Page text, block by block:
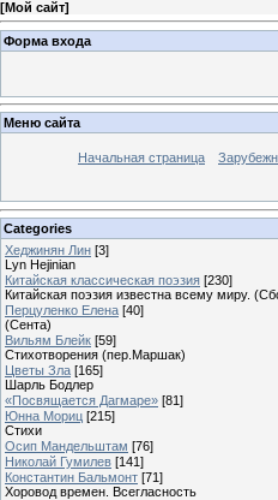
[Мой сайт]
Форма входа
Меню сайта
Начальная страница
Categories
Хеджинян Лин [3]
Lyn Hejinian
Китайская классическая поэзия [230]
Китайская поэзия известна всему миру.
Перцуленко Елена [40]
(Сента)
Вильям Блейк [59]
Стихотворения (пер.Маршак)
Цветы Зла [165]
Шарль Бодлер
«Посвящается Дагмаре» [81]
Юнна Мориц [215]
Стихи
Осип Мандельштам [76]
Николай Гумилев [141]
Константин Бальмонт [71]
Хоровод времен. Всегласность